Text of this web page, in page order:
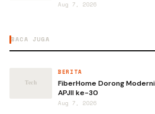
Aug 7, 2026
BACA JUGA
BERITA
FiberHome Dorong
APJII ke-30
Aug 7, 2026